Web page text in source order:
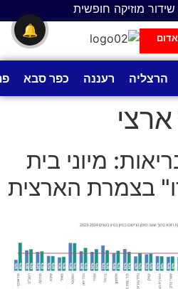
מוזיקה חופשית
הרצליה רעננה כפר סבא
מיוני בית
בצמרת הארצית
🔔